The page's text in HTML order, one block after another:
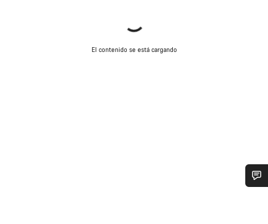
El contenido se está cargando